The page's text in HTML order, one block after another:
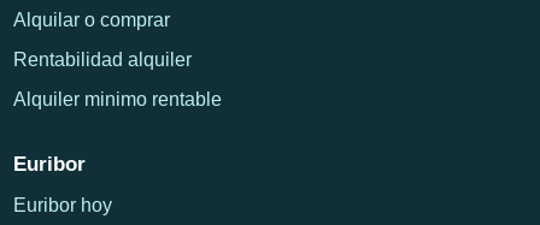
Alquilar o comprar
Rentabilidad alquiler
Alquiler minimo rentable
Euribor
Euribor hoy